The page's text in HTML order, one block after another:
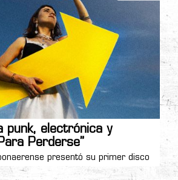
punk, electrónica y
Perderse”
presentó su primer disco